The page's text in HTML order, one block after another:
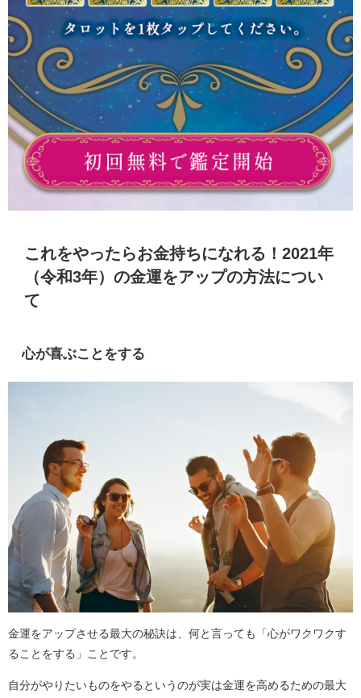
これをやったらお金持ちになれる！2021年
（令和3年）の金運をアップの方法につい
て
心が喜ぶことをする
金運をアップさせる最大の秘訣は、何と言っても「心がワクワクす
ることをする」ことです。
自分がやりたいものをやるというのが実は金運を高めるための最大